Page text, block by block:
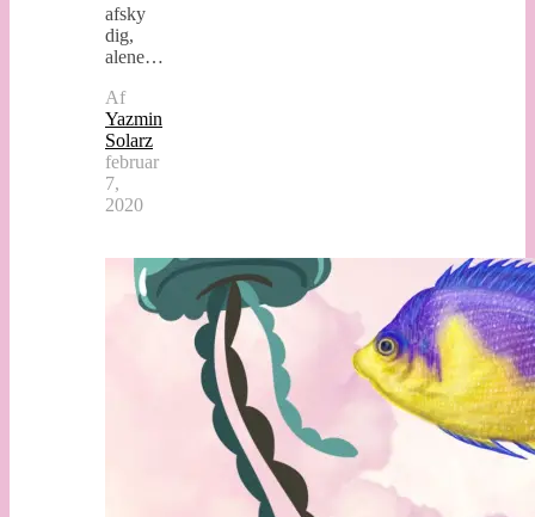
afsky
dig,
alene…
Af
Yazmin
Solarz
februar
7,
2020